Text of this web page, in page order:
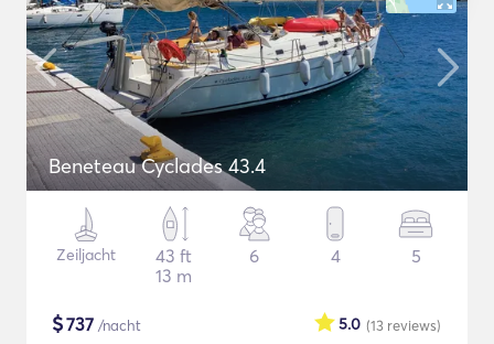
Beneteau Cyclades 43.4
Zeiljacht
43 ft
13 m
6 4 5
$737 /nacht (13 reviews)
5.0